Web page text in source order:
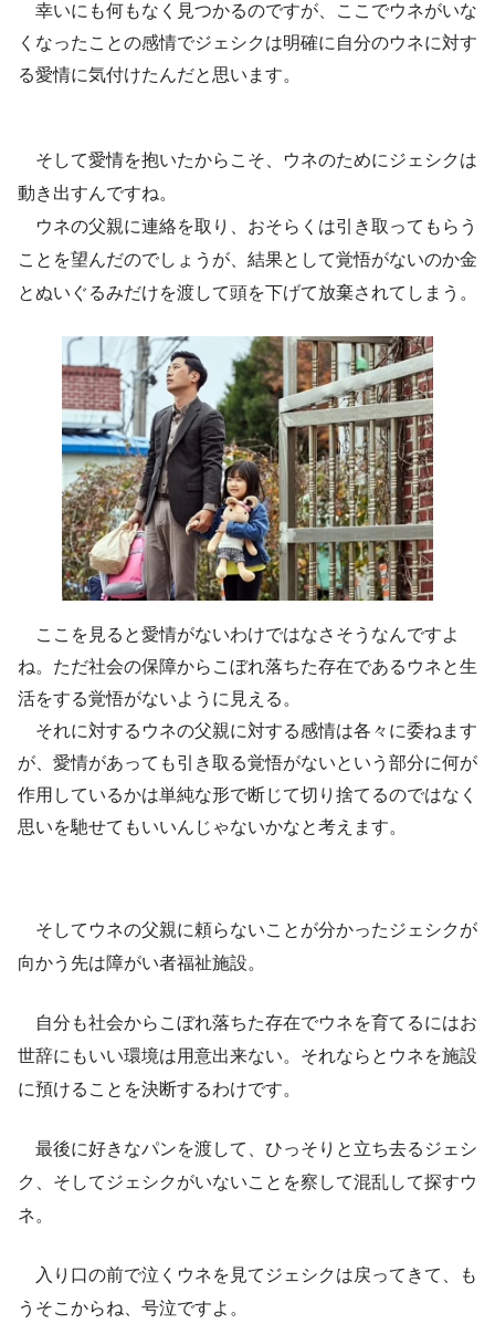
幸いにも何もなく見つかるのですが、ここでウネがいな
くなったことの感情でジェシクは明確に自分のウネに対す
る愛情に気付けたんだと思います。
そして愛情を抱いたからこそ、ウネのためにジェシクは
動き出すんですね。
ウネの父親に連絡を取り、おそらくは引き取ってもらう
ことを望んだのでしょうが、結果として覚悟がないのか金
とぬいぐるみだけを渡して頭を下げて放棄されてしまう。
ここを見ると愛情がないわけではなさそうなんですよ
ね。ただ社会の保障からこぼれ落ちた存在であるウネと生
活をする覚悟がないように見える。
それに対するウネの父親に対する感情は各々に委ねます
が、愛情があっても引き取る覚悟がないという部分に何が
作用しているかは単純な形で断じて切り捨てるのではなく
思いを馳せてもいいんじゃないかなと考えます。
そしてウネの父親に頼らないことが分かったジェシクが
向かう先は障がい者福祉施設。
自分も社会からこぼれ落ちた存在でウネを育てるにはお
世辞にもいい環境は用意出来ない。それならとウネを施設
に預けることを決断するわけです。
最後に好きなパンを渡して、ひっそりと立ち去るジェシ
ク、そしてジェシクがいないことを察して混乱して探すウ
ネ。
入り口の前で泣くウネを見てジェシクは戻ってきて、も
うそこからね、号泣ですよ。